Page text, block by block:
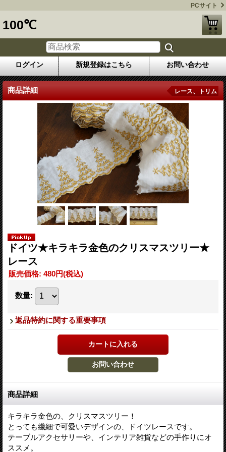
PCサイト
100℃
ログイン 新規登録はこちら お問い合わせ
商品詳細 レース、トリム
ドイツ★キラキラ金色のクリスマスツリー★
レース
販売価格: 480円(税込)
数量:
返品特約に関する重要事項
商品詳細
キラキラ金色の、クリスマスツリー！
とっても繊細で可愛いデザインの、ドイツレースです。
テーブルアクセサリーや、インテリア雑貨などの手作りにオ
ススメ。